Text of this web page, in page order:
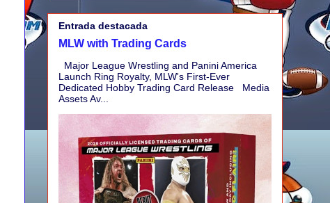
Entrada destacada
MLW with Trading Cards
Major League Wrestling and Panini America
Launch Ring Royalty, MLW's First-Ever
Dedicated Hobby Trading Card Release Media
Assets Av...